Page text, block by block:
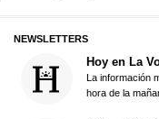
NEWSLETTERS
Hoy en La
La información
hora de la